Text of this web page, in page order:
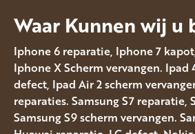
Waar Kunnen wij u
Iphone 6 reparatie, Iphone 7
Iphone X Scherm vervangen.
defect, Ipad Air 2 scherm
reparaties. Samsung S7 reparatie,
Samsung S9 scherm vervangen.